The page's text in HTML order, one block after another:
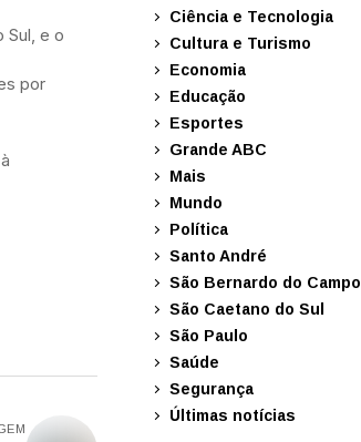
Sul, e o
por
Ciência e Tecnologia
Cultura e Turismo
Economia
Educação
Esportes
Grande ABC
Mais
Mundo
Política
Santo André
São Bernardo do Campo
São Caetano do Sul
São Paulo
Saúde
Segurança
Últimas notícias